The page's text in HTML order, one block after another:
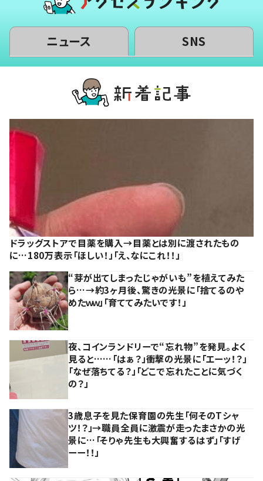
ニュース SNS
ドラッグストアで目薬を購入→目薬とは別に渡されたもの
に…180万表示「ほしい！」「え、なにこれ！！」
“芽が出てしまったじゃがいも”を植えてみた
ら…→約3ヶ月後、驚きの光景に「捨てるのや
めたｗｗ」「育ててみたいです！」
夜、コインランドリーで“忘れ物”を発見。よく
見ると……「はぁ？」衝撃の光景に「エーッ！？」
「なぜ落ちてる？」「どこで忘れたことに気づく
の？」
3歳息子を見た保育園の先生「何そのTシャ
ツ！？」→職員全員に激震が走ったまさかの光
景に…「そりゃ先生も大興奮するはず」「すげ
ーー！！」